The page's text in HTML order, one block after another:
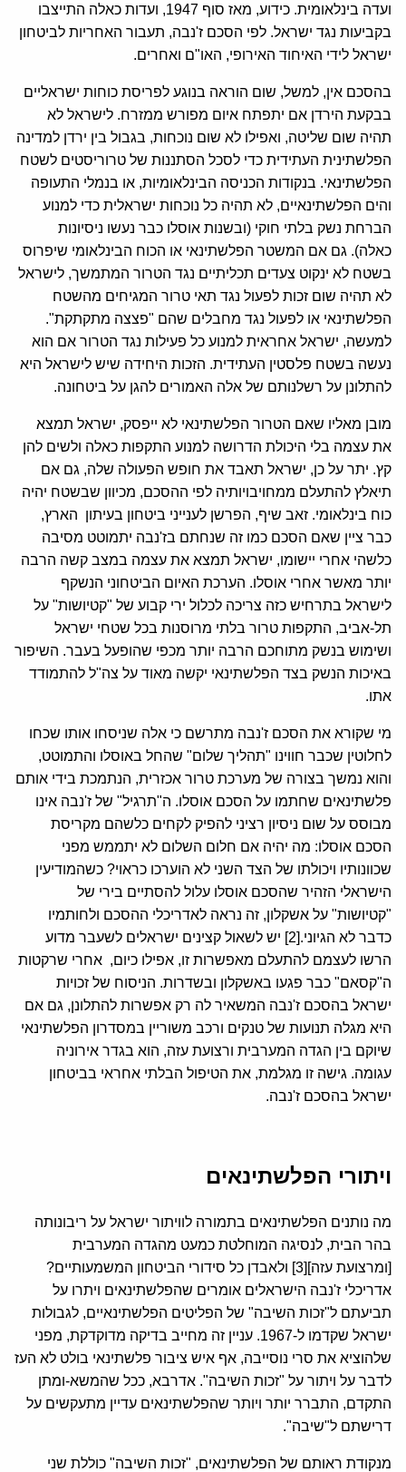
ועדה בינלאומית. כידוע, מאז סוף 1947, ועדות כאלה התייצבו
בקביעות נגד ישראל. לפי הסכם ז'נבה, תעבור האחריות לביטחון
ישראל לידי האיחוד האירופי, האו"ם ואחרים.
בהסכם אין, למשל, שום הוראה בנוגע לפריסת כוחות ישראליים
בבקעת הירדן אם יתפתח איום מפורש ממזרח. לישראל לא
תהיה שום שליטה, ואפילו לא שום נוכחות, בגבול בין ירדן למדינה
הפלשתינית העתידית כדי לסכל הסתננות של טרוריסטים לשטח
הפלשתינאי. בנקודות הכניסה הבינלאומיות, או בנמלי התעופה
והים הפלשתינאיים, לא תהיה כל נוכחות ישראלית כדי למנוע
הברחת נשק בלתי חוקי (ובשנות אוסלו כבר נעשו ניסיונות
כאלה). גם אם המשטר הפלשתינאי או הכוח הבינלאומי שיפרוס
בשטח לא ינקוט צעדים תכליתיים נגד הטרור המתמשך, לישראל
לא תהיה שום זכות לפעול נגד תאי טרור המגיחים מהשטח
הפלשתינאי או לפעול נגד מחבלים שהם "פצצה מתקתקת".
למעשה, ישראל אחראית למנוע כל פעילות נגד הטרור אם הוא
נעשה בשטח פלסטין העתידית. הזכות היחידה שיש לישראל היא
להתלונן על רשלנותם של אלה האמורים להגן על ביטחונה.
מובן מאליו שאם הטרור הפלשתינאי לא ייפסק, ישראל תמצא
את עצמה בלי היכולת הדרושה למנוע התקפות כאלה ולשים להן
קץ. יתר על כן, ישראל תאבד את חופש הפעולה שלה, גם אם
תיאלץ להתעלם ממחויבויותיה לפי ההסכם, מכיוון שבשטח יהיה
כוח בינלאומי. זאב שיף, הפרשן לענייני ביטחון בעיתון הארץ,
כבר ציין שאם הסכם כמו זה שנחתם בז'נבה יתמוטט מסיבה
כלשהי אחרי יישומו, ישראל תמצא את עצמה במצב קשה הרבה
יותר מאשר אחרי אוסלו. הערכת האיום הביטחוני הנשקף
לישראל בתרחיש כזה צריכה לכלול ירי קבוע של "קטיושות" על
תל-אביב, התקפות טרור בלתי מרוסנות בכל שטחי ישראל
ושימוש בנשק מתוחכם הרבה יותר מכפי שהופעל בעבר. השיפור
באיכות הנשק בצד הפלשתינאי יקשה מאוד על צה"ל להתמודד
אתו.
מי שקורא את הסכם ז'נבה מתרשם כי אלה שניסחו אותו שכחו
לחלוטין שכבר חווינו "תהליך שלום" שהחל באוסלו והתמוטט,
והוא נמשך בצורה של מערכת טרור אכזרית, הנתמכת בידי אותם
פלשתינאים שחתמו על הסכם אוסלו. ה"תרגיל" של ז'נבה אינו
מבוסס על שום ניסיון רציני להפיק לקחים כלשהם מקריסת
הסכם אוסלו: מה יהיה אם חלום השלום לא יתממש מפני
שכוונותיו ויכולתו של הצד השני לא הוערכו כראוי? כשהמודיעין
הישראלי הזהיר שהסכם אוסלו עלול להסתיים בירי של
"קטיושות" על אשקלון, זה נראה לאדריכלי ההסכם ולחותמיו
כדבר לא הגיוני.[2] יש לשאול קצינים ישראלים לשעבר מדוע
הרשו לעצמם להתעלם מאפשרות זו, אפילו כיום, אחרי שרקטות
ה"קסאם" כבר פגעו באשקלון ובשדרות. הניסוח של זכויות
ישראל בהסכם ז'נבה המשאיר לה רק אפשרות להתלונן, גם אם
היא מגלה תנועות של טנקים ורכב משוריין במסדרון הפלשתינאי
שיוקם בין הגדה המערבית ורצועת עזה, הוא בגדר אירוניה
עגומה. גישה זו מגלמת, את הטיפול הבלתי אחראי בביטחון
ישראל בהסכם ז'נבה.
ויתורי הפלשתינאים
מה נותנים הפלשתינאים בתמורה לוויתור ישראל על ריבונותה
בהר הבית, לנסיגה המוחלטת כמעט מהגדה המערבית
[ומרצועת עזה][3] ולאבדן כל סידורי הביטחון המשמעותיים?
אדריכלי ז'נבה הישראלים אומרים שהפלשתינאים ויתרו על
תביעתם ל"זכות השיבה" של הפליטים הפלשתינאיים, לגבולות
ישראל שקדמו ל-1967. עניין זה מחייב בדיקה מדוקדקת, מפני
שלהוציא את סרי נוסייבה, אף איש ציבור פלשתינאי בולט לא העז
לדבר על ויתור על "זכות השיבה". אדרבא, ככל שהמשא-ומתן
התקדם, התברר יותר ויותר שהפלשתינאים עדיין מתעקשים על
דרישתם ל"שיבה".
מנקודת ראותם של הפלשתינאים, "זכות השיבה" כוללת שני